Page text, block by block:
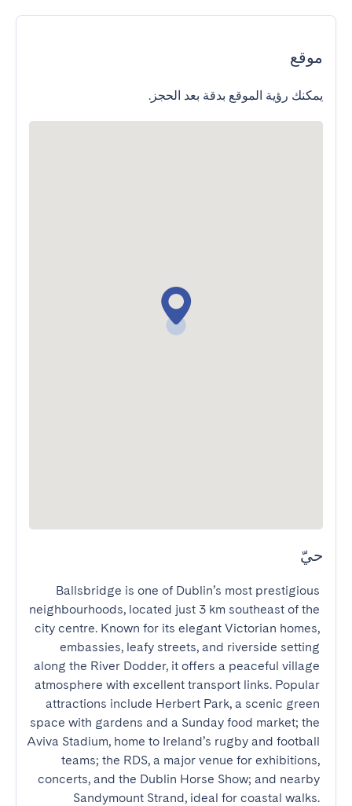
موقع
يمكنك رؤية الموقع بدقة بعد الحجز.
حيّ
Ballsbridge is one of Dublin’s most prestigious
neighbourhoods, located just 3 km southeast of the
city centre. Known for its elegant Victorian homes,
embassies, leafy streets, and riverside setting
along the River Dodder, it offers a peaceful village
atmosphere with excellent transport links. Popular
attractions include Herbert Park, a scenic green
space with gardens and a Sunday food market; the
Aviva Stadium, home to Ireland’s rugby and football
teams; the RDS, a major venue for exhibitions,
concerts, and the Dublin Horse Show; and nearby
Sandymount Strand, ideal for coastal walks.